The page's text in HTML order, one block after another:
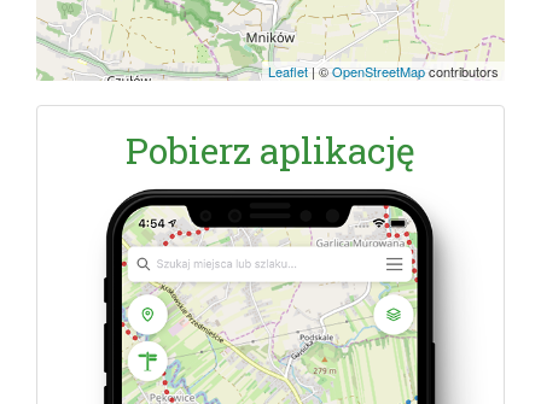
Leaflet | ©OpenStreetMapcontributors
Pobierz aplikację